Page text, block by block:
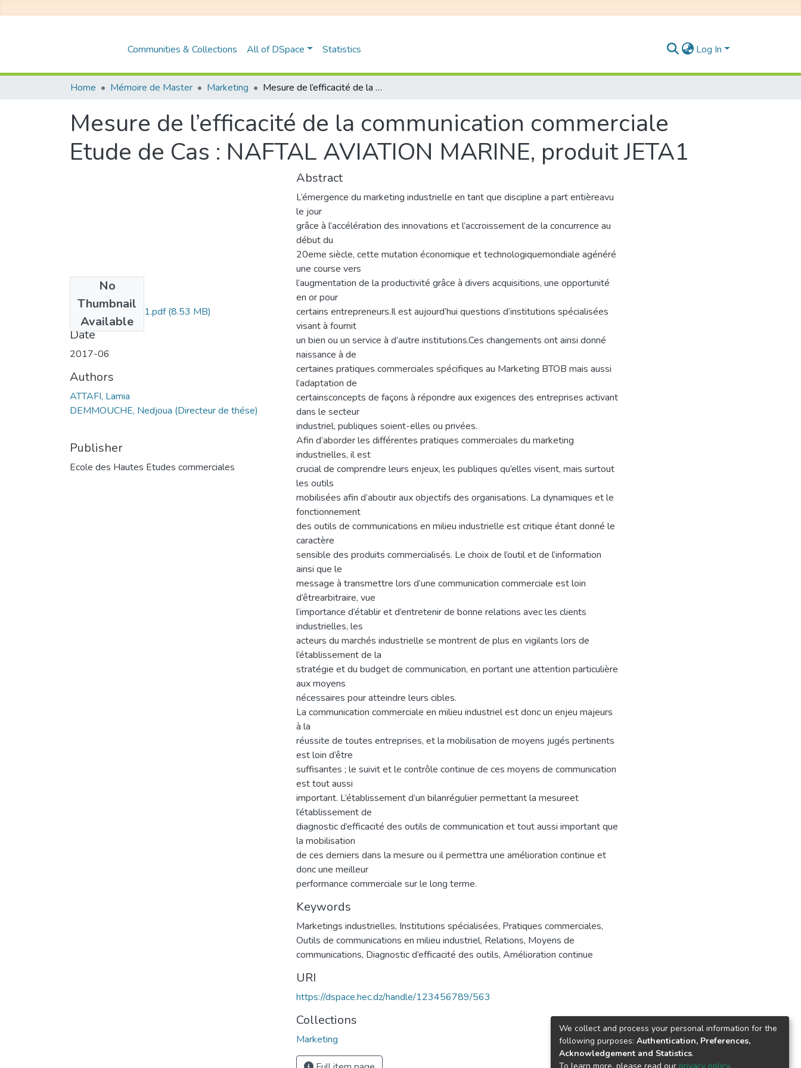
Communities & Collections All of DSpace Statistics Log In
Home Mémoire de Master Marketing Mesure de l’efficacité de la communication commerciale Etude de Cas : NAFTAL AVIATION MARINE, produit JETA1
Mesure de l’efficacité de la communication commerciale
Etude de Cas : NAFTAL AVIATION MARINE, produit JETA1
No
Thumbnail
Available
ATTAFI Lamia-151.pdf(8.53 MB)
Date
2017-06
Authors
ATTAFI, Lamia
DEMMOUCHE, Nedjoua (Directeur de thése)
Publisher
Ecole des Hautes Etudes commerciales
Abstract
L’émergence du marketing industrielle en tant que discipline a part entièreavu
le jour
grâce à l’accélération des innovations et l’accroissement de la concurrence au
début du
20eme siècle, cette mutation économique et technologiquemondiale agénéré
une course vers
l’augmentation de la productivité grâce à divers acquisitions, une opportunité
en or pour
certains entrepreneurs.Il est aujourd’hui questions d’institutions spécialisées
visant à fournit
un bien ou un service à d’autre institutions.Ces changements ont ainsi donné
naissance à de
certaines pratiques commerciales spécifiques au Marketing BTOB mais aussi
l’adaptation de
certainsconcepts de façons à répondre aux exigences des entreprises activant
dans le secteur
industriel, publiques soient-elles ou privées.
Afin d’aborder les différentes pratiques commerciales du marketing
industrielles, il est
crucial de comprendre leurs enjeux, les publiques qu’elles visent, mais surtout
les outils
mobilisées afin d’aboutir aux objectifs des organisations. La dynamiques et le
fonctionnement
des outils de communications en milieu industrielle est critique étant donné le
caractère
sensible des produits commercialisés. Le choix de l’outil et de l’information
ainsi que le
message à transmettre lors d’une communication commerciale est loin
d’êtrearbitraire, vue
l’importance d’établir et d’entretenir de bonne relations avec les clients
industrielles, les
acteurs du marchés industrielle se montrent de plus en vigilants lors de
l’établissement de la
stratégie et du budget de communication, en portant une attention particulière
aux moyens
nécessaires pour atteindre leurs cibles.
La communication commerciale en milieu industriel est donc un enjeu majeurs
à la
réussite de toutes entreprises, et la mobilisation de moyens jugés pertinents
est loin d’être
suffisantes ; le suivit et le contrôle continue de ces moyens de communication
est tout aussi
important. L’établissement d’un bilanrégulier permettant la mesureet
l’établissement de
diagnostic d’efficacité des outils de communication et tout aussi important que
la mobilisation
de ces derniers dans la mesure ou il permettra une amélioration continue et
donc une meilleur
performance commerciale sur le long terme.
Keywords
Marketings industrielles, Institutions spécialisées, Pratiques commerciales,
Outils de communications en milieu industriel, Relations, Moyens de
communications, Diagnostic d’efficacité des outils, Amélioration continue
URI
https://dspace.hec.dz/handle/123456789/563
Collections
Marketing
We collect and process your personal information for the
following purposes: Authentication, Preferences,
Acknowledgement and Statistics.